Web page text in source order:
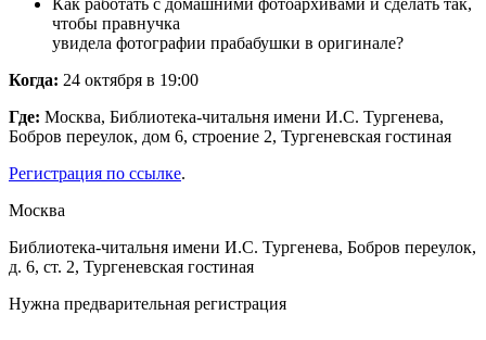
чтобы правнучка
увидела фотографии прабабушки в оригинале?
Когда: 24 октября в 19:00
Где: Москва, Библиотека-читальня имени И.С. Тургенева,
Бобров переулок, дом 6, строение 2, Тургеневская гостиная
Регистрация по ссылке.
Москва
Библиотека-читальня имени И.С. Тургенева, Бобров переулок,
д. 6, ст. 2, Тургеневская гостиная
Нужна предварительная регистрация